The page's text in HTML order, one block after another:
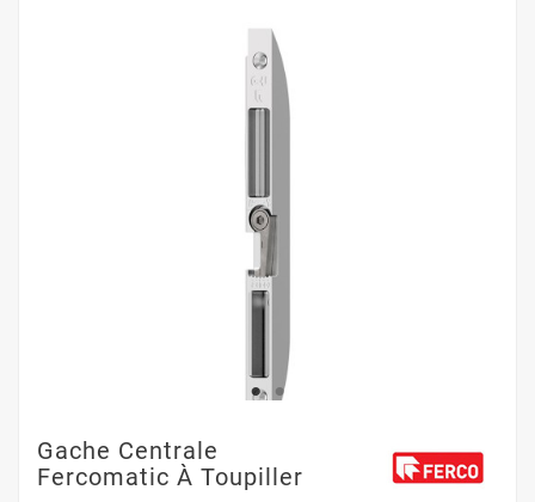
Gache Centrale
Fercomatic À Toupiller